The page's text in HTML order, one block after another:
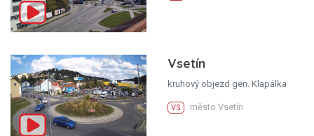
Vsetín
kruhový objezd gen. Klapálka
VS město Vsetín